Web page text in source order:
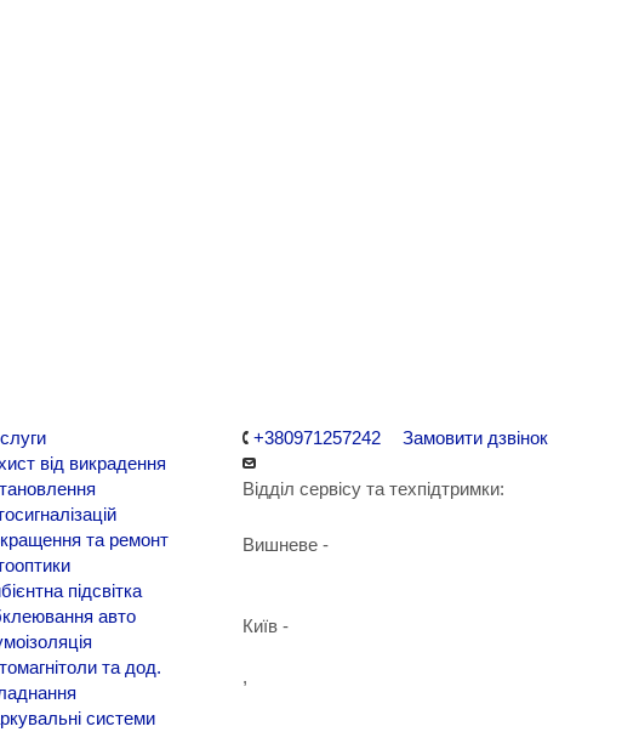
від викрадення
та ремонт
підсвітка
авто
та дод.
системи
+380971257242 Замовити дзвінок
Відділ сервісу та техпідтримки:
Вишневе -
Київ -
,